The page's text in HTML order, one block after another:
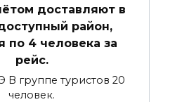
доставляют в
район,
по 4 человека за
рейс.
В группе туристов 20
человек.